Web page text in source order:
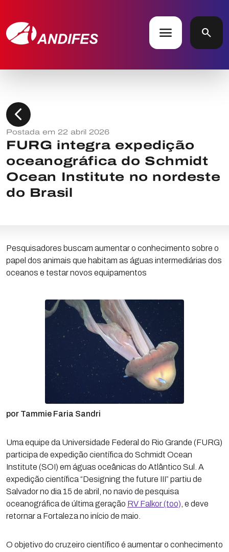
menu search
chevron_left
Postada em 22 abril 2026
FURG integra expedição
oceanográfica do Schmidt
Ocean Institute no nordeste
do Brasil
Pesquisadores buscam aumentar o conhecimento sobre o
papel dos animais que habitam as águas intermediárias dos
oceanos e testar novos equipamentos
por Tammie Faria Sandri
Uma equipe da Universidade Federal do Rio Grande (FURG)
participa de expedição científica do Schmidt Ocean
Institute (SOI) em águas oceânicas do Atlântico Sul. A
expedição científica “Designing the future III” partiu de
Salvador no dia 15 de abril, no navio de pesquisa
oceanográfica de última geração RV Falkor (too) , e deve
retornar a Fortaleza no início de maio.
O objetivo do cruzeiro científico é aumentar o conhecimento